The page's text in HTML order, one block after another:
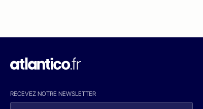
RECEVEZ NOTRE NEWSLETTER